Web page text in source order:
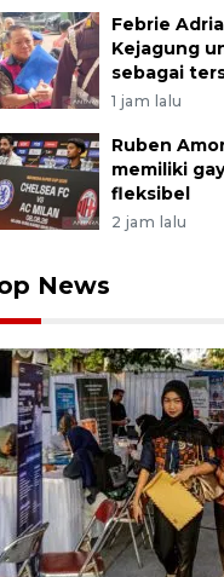
Febrie
Kejagung
sebagai
1 jam lalu
Ruben
memiliki
fleksibel
2 jam lalu
News